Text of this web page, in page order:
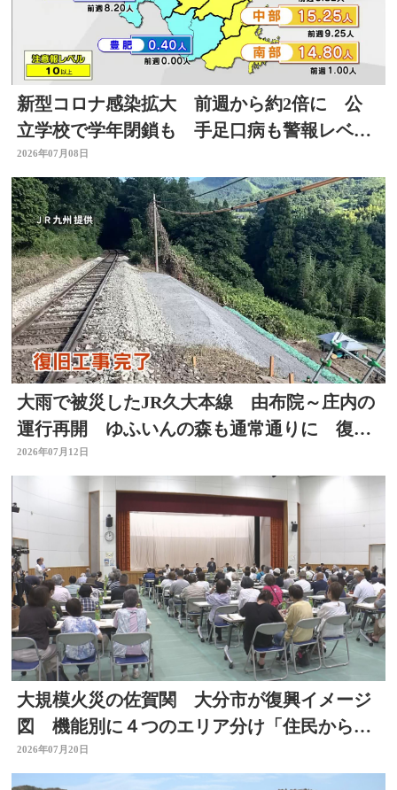
新型コロナ感染拡大 前週から約2倍に 公
立学校で学年閉鎖も 手足口病も警報レベル
上回る 大分
2026年07月08日
大雨で被災したJR久大本線 由布院～庄内の
運行再開 ゆふいんの森も通常通りに 復旧
工事完了 大分
2026年07月12日
大規模火災の佐賀関 大分市が復興イメージ
図 機能別に４つのエリア分け「住民からは
おおむね理解」 大分
2026年07月20日